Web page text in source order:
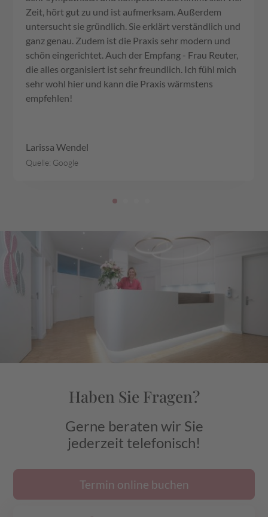
Quelle: Google
Zeit, hört gut zu und ist aufmerksam. Außerdem
untersucht sie gründlich. Sie erklärt verständlich und
ganz genau. Zudem ist die Praxis sehr modern und
schön eingerichtet. Auch der Empfang - Frau Reuter,
die alles organisiert ist sehr freundlich. Ich fühl mich
sehr wohl hier und kann die Praxis wärmstens
empfehlen!
Larissa Wendel
Haben Sie Fragen?
Gerne beraten wir Sie
jederzeit telefonisch!
Termin online buchen